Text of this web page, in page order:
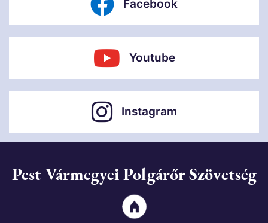
Facebook
Youtube
Instagram
Pest Vármegyei Polgárőr Szövetség